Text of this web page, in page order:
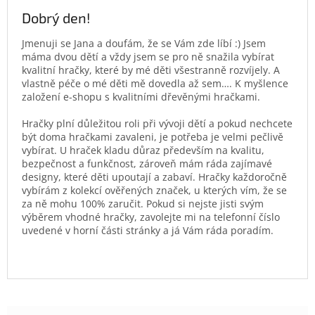
Dobrý den!
Jmenuji se Jana a doufám, že se Vám zde líbí :) Jsem
máma dvou dětí a vždy jsem se pro ně snažila vybírat
kvalitní hračky, které by mé děti všestranně rozvíjely. A
vlastně péče o mé děti mě dovedla až sem…. K myšlence
založení e-shopu s kvalitními dřevěnými hračkami.
Hračky plní důležitou roli při vývoji dětí a pokud nechcete
být doma hračkami zavaleni, je potřeba je velmi pečlivě
vybírat. U hraček kladu důraz především na kvalitu,
bezpečnost a funkčnost, zároveň mám ráda zajímavé
designy, které děti upoutají a zabaví. Hračky každoročně
vybírám z kolekcí ověřených značek, u kterých vím, že se
za ně mohu 100% zaručit. Pokud si nejste jisti svým
výběrem vhodné hračky, zavolejte mi na telefonní číslo
uvedené v horní části stránky a já Vám ráda poradím.